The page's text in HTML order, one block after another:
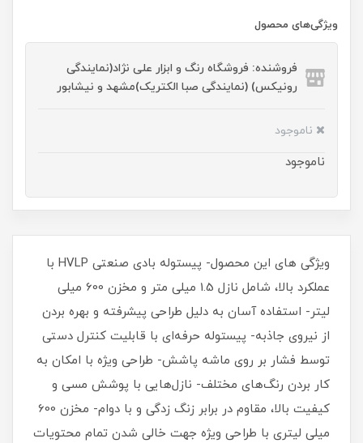
ویژگی‌های محصول
فروشنده: فروشگاه رنگ و ابزار علی نژاد(نمایندگی
رونیکس) (نمایندگی صبا الکتریک)مشهد و نیشابور
ناموجود
ناموجود
ویژگی های این محصول- پیستوله بادی صنعتی HVLP با
عملکرد بالا، شامل نازل 1.5 میلی متر و مخزن 600 میلی
لیتر- استفاده آسان به دلیل طراحی پیشرفته و بهره بردن
از نیروی جاذبه- پیستوله حرفه‌ای با قابلیت کنترل دستی
توسط فشار بر روی ماشه پاشش- طراحی ویژه با امکان به
کار بردن رنگ‌های مختلف- نازل‌هایی با پوشش مسی و
کیفیت بالا، مقاوم در برابر زنگ زدگی و با دوام- مخزن 600
میلی لیتری با طراحی ویژه جهت خالی شدن تمام محتویات